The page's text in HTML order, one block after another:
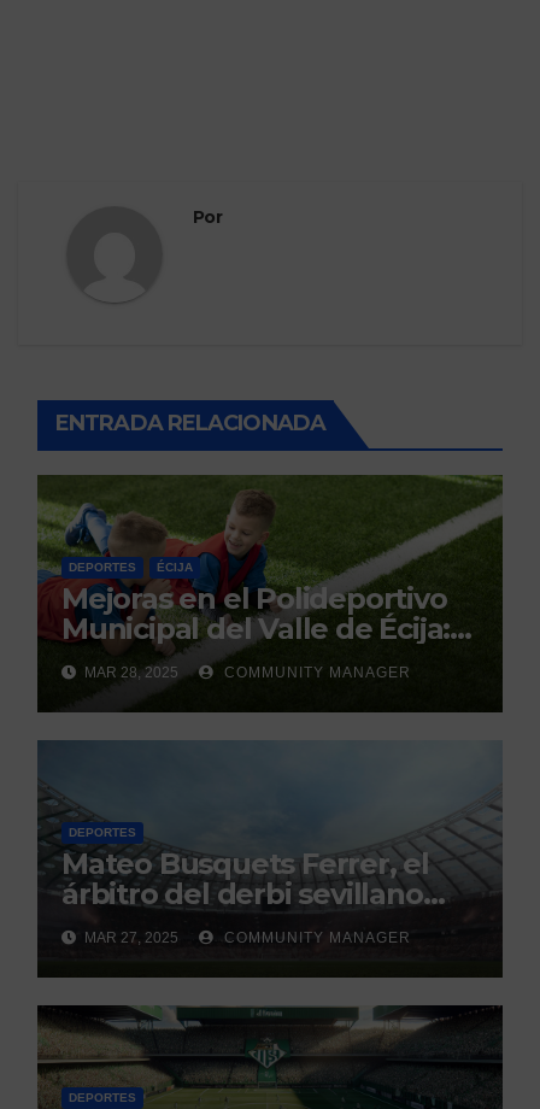
Por
ENTRADA RELACIONADA
DEPORTES ÉCIJA
Mejoras en el Polideportivo
Municipal del Valle de Écija:
Renovación y Mantenimiento
Continuo.
MAR 28, 2025 COMMUNITY MANAGER
DEPORTES
Mateo Busquets Ferrer, el
árbitro del derbi sevillano
con un historial que genera
debate
MAR 27, 2025 COMMUNITY MANAGER
DEPORTES